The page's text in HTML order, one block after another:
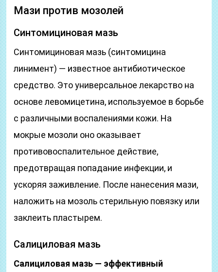
Мази против мозолей
Синтомициновая мазь
Синтомициновая мазь (синтомицина
линимент) — известное антибиотическое
средство. Это универсальное лекарство на
основе левомицетина, используемое в борьбе
с различными воспалениями кожи. На
мокрые мозоли оно оказывает
противовоспалительное действие,
предотвращая попадание инфекции, и
ускоряя заживление. После нанесения мази,
наложить на мозоль стерильную повязку или
заклеить пластырем.
Салициловая мазь
Салициловая мазь — эффективный